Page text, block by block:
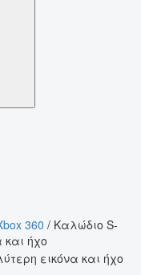
360 / Καλώδιο S-
και ήχο